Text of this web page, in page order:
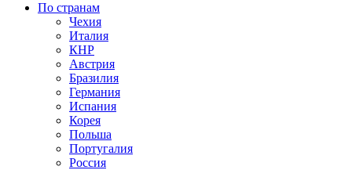
По странам
Чехия
Италия
КНР
Австрия
Бразилия
Германия
Испания
Корея
Польша
Португалия
Россия